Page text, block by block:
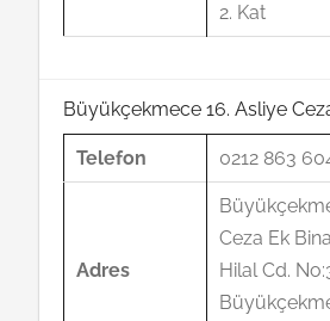
2. Kat
Büyükçekmece 16. Asliye
Telefon 0212 863
Adres
Ceza Ek
Hilal Cd.